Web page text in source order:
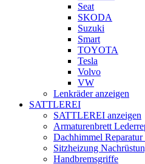
Seat
SKODA
Suzuki
Smart
TOYOTA
Tesla
Volvo
VW
Lenkräder anzeigen
SATTLEREI
SATTLEREI anzeigen
Armaturenbrett
Dachhimmel
Sitzheizung
Handbremsgriffe